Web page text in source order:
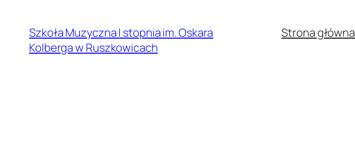
treści
Szkoła Muzyczna I stopnia im. Oskara
Kolberga w Ruszkowicach
Strona główna